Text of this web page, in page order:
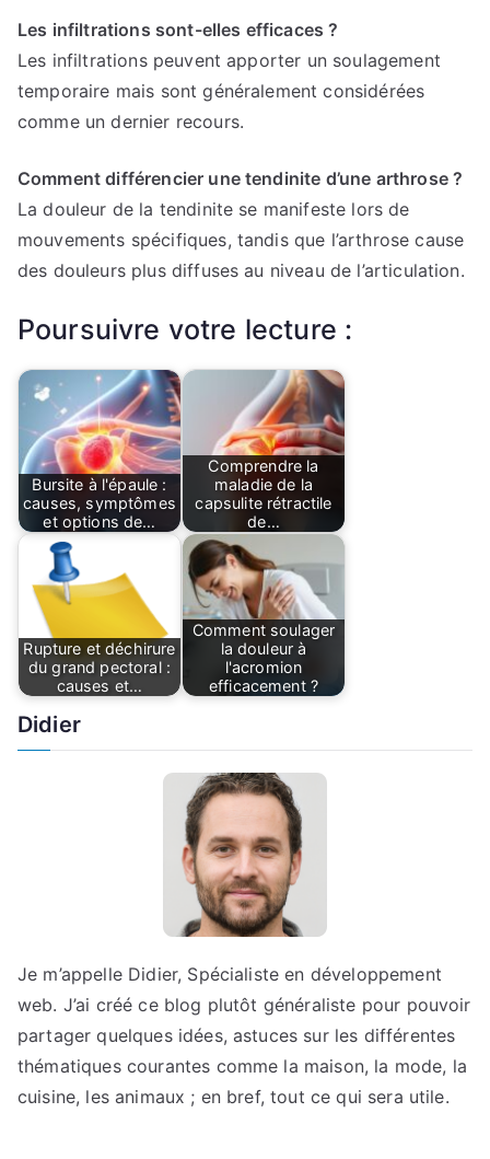
Les infiltrations sont-elles efficaces ?
Les infiltrations peuvent apporter un soulagement
temporaire mais sont généralement considérées
comme un dernier recours.
Comment différencier une tendinite d’une arthrose ?
La douleur de la tendinite se manifeste lors de
mouvements spécifiques, tandis que l’arthrose cause
des douleurs plus diffuses au niveau de l’articulation.
Poursuivre votre lecture :
Bursite à l'épaule :
causes, symptômes
et options de…
Comprendre la
maladie de la
capsulite rétractile
de…
Rupture et déchirure
du grand pectoral :
causes et…
Comment soulager
la douleur à
l'acromion
efficacement ?
Didier
Je m’appelle Didier, Spécialiste en développement
web. J’ai créé ce blog plutôt généraliste pour pouvoir
partager quelques idées, astuces sur les différentes
thématiques courantes comme la maison, la mode, la
cuisine, les animaux ; en bref, tout ce qui sera utile.